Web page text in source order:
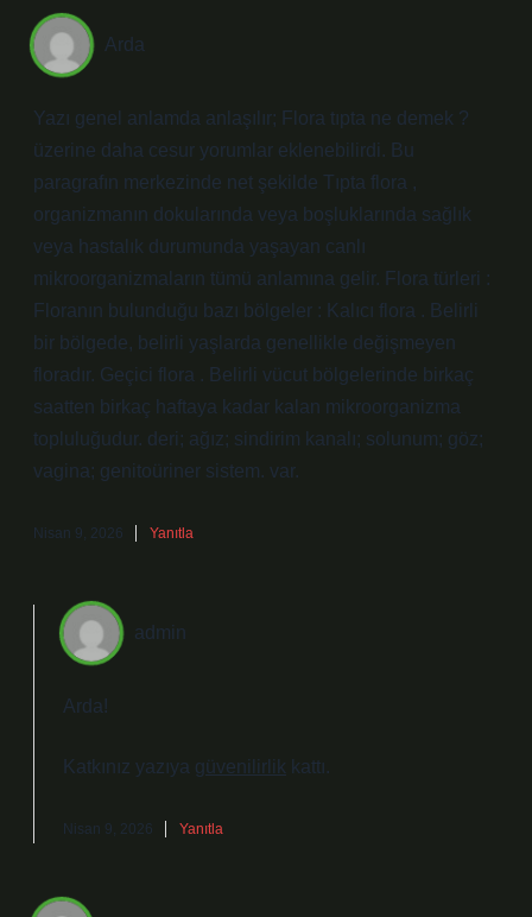
Arda
Yazı genel anlamda anlaşılır; Flora tıpta ne demek ?
üzerine daha cesur yorumlar eklenebilirdi. Bu
paragrafın merkezinde net şekilde Tıpta flora ,
organizmanın dokularında veya boşluklarında sağlık
veya hastalık durumunda yaşayan canlı
mikroorganizmaların tümü anlamına gelir. Flora türleri :
Floranın bulunduğu bazı bölgeler : Kalıcı flora . Belirli
bir bölgede, belirli yaşlarda genellikle değişmeyen
floradır. Geçici flora . Belirli vücut bölgelerinde birkaç
saatten birkaç haftaya kadar kalan mikroorganizma
topluluğudur. deri; ağız; sindirim kanalı; solunum; göz;
vagina; genitoüriner sistem. var.
Nisan 9, 2026 Yanıtla
admin
Arda!
Katkınız yazıya güvenilirlik kattı.
Nisan 9, 2026 Yanıtla